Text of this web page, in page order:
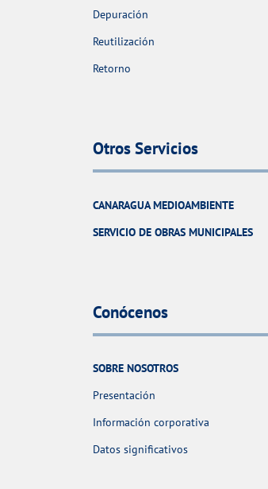
Depuración
Reutilización
Retorno
Otros Servicios
CANARAGUA MEDIOAMBIENTE
SERVICIO DE OBRAS MUNICIPALES
Conócenos
SOBRE NOSOTROS
Presentación
Información corporativa
Datos significativos